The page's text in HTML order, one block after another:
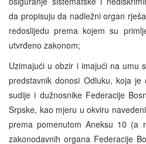
da propisuju da nadležni organ
redoslijedu prema kojem su
utvrđeno zakonom;
Uzimajući u obzir i imajući na umu
predstavnik donosi Odluku, koja
sudije i dužnosnike Federacije
Srpske, kao mjeru u okviru
prema pomenutom Aneksu 10 (a
zakonodavnih organa Federacije